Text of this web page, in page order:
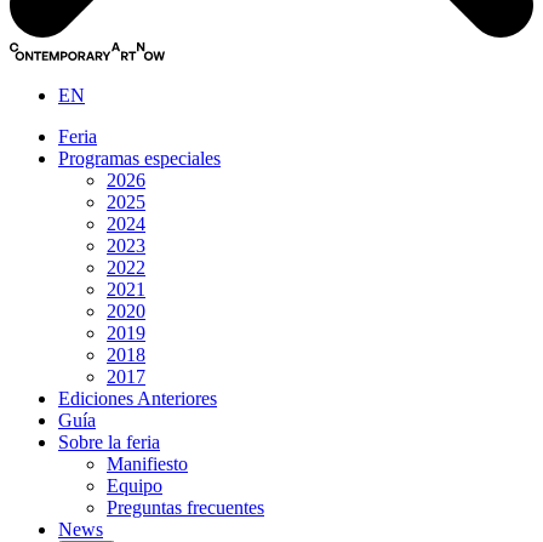
EN
Feria
Programas especiales
2026
2025
2024
2023
2022
2021
2020
2019
2018
2017
Ediciones Anteriores
Guía
Sobre la feria
Manifiesto
Equipo
Preguntas frecuentes
News